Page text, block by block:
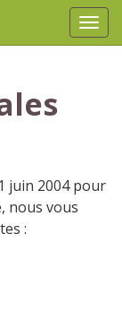
juin 2004 pour
nous vous
: